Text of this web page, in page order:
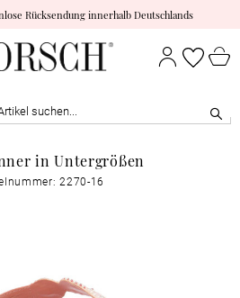
Rücksendung innerhalb Deutschlands
in Untergrößen
2270-16